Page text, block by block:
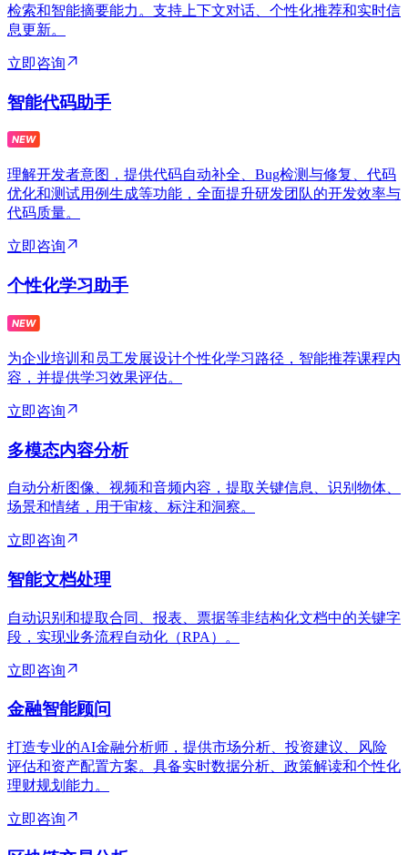
检索和智能摘要能力。支持上下文对话、个性化推荐和实时信
息更新。
立即咨询
智能代码助手
理解开发者意图，提供代码自动补全、Bug检测与修复、代码
优化和测试用例生成等功能，全面提升研发团队的开发效率与
代码质量。
立即咨询
个性化学习助手
为企业培训和员工发展设计个性化学习路径，智能推荐课程内
容，并提供学习效果评估。
立即咨询
多模态内容分析
自动分析图像、视频和音频内容，提取关键信息、识别物体、
场景和情绪，用于审核、标注和洞察。
立即咨询
智能文档处理
自动识别和提取合同、报表、票据等非结构化文档中的关键字
段，实现业务流程自动化（RPA）。
立即咨询
金融智能顾问
打造专业的AI金融分析师，提供市场分析、投资建议、风险
评估和资产配置方案。具备实时数据分析、政策解读和个性化
理财规划能力。
立即咨询